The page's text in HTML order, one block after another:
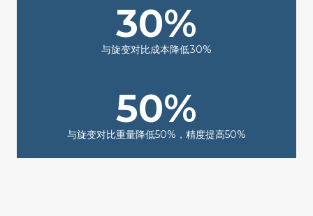
30%
与旋变对比成本降低30%
50%
与旋变对比重量降低50%，精度提高50%